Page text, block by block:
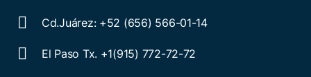
Cd.Juárez: +52 (656) 566-01-14
El Paso Tx. +1(915) 772-72-72